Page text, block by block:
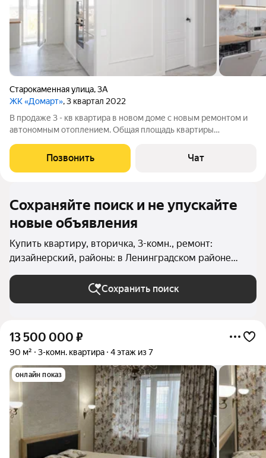
Старокаменная улица,3А
ЖК «Домарт», 3 квартал 2022
В продаже 3 - кв квартира в новом доме с новым ремонтом и
автономным отоплением. Общая площадь квартиры
встроенная техника (вытяжка, посудомоечная машина,
варочная поверхность, холодильник,
Позвонить Чат
Сохраняйте поиск и не упускайте
новые объявления
Купить квартиру, вторичка, 3-комн., ремонт:
дизайнерский, районы: в Ленинградском районе
(Калининград) в Калининграде
Сохранить поиск
13 500 000 ₽
90 м² 3-комн. квартира 4 этаж из 7
онлайн показ